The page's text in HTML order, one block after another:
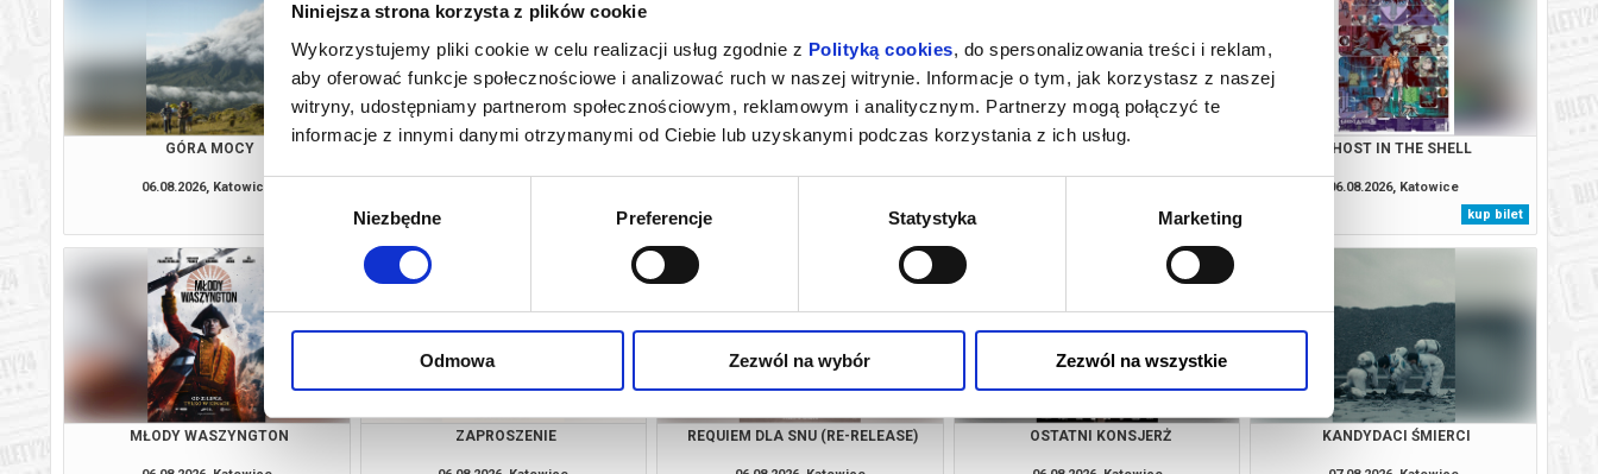
Niniejsza strona korzysta z plików cookie
Wykorzystujemy pliki cookie w celu realizacji usług zgodnie z Polityką cookies, do spersonalizowania treści i reklam,
aby oferować funkcje społecznościowe i analizować ruch w naszej witrynie. Informacje o tym, jak korzystasz z naszej
witryny, udostępniamy partnerom społecznościowym, reklamowym i analitycznym. Partnerzy mogą połączyć te
informacje z innymi danymi otrzymanymi od Ciebie lub uzyskanymi podczas korzystania z ich usług.
Niezbędne Preferencje Statystyka Marketing
Odmowa Zezwól na wybór Zezwól na wszystkie
GÓRA MOCY
06.08.2026, Katowice
DRUGIE ŻYCIE
kup bilet
KSIĘGA PUSTYNI
kup bilet
O CZYM SOBIE NIE MÓWIMY
kup bilet
GHOST IN THE SHELL
06.08.2026, Katowice
kup bilet
MŁODY WASZYNGTON ZAPROSZENIE REQUIEM DLA SNU (RE-RELEASE) OSTATNI KONSJERŻ KANDYDACI ŚMIERCI